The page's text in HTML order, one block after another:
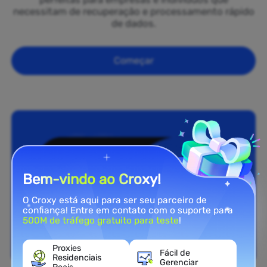
necessitam de recuperação e processamento rápido
de dados.
Começar
Bem-vindo ao Croxy!
O Croxy está aqui para ser seu parceiro de
confiança! Entre em contato com o suporte para
500M de tráfego gratuito para teste!
Proxies
Residenciais
Fácil de
Gerenciar